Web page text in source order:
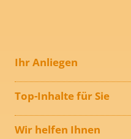
Ihr Anliegen
Top-Inhalte für Sie
Wir helfen Ihnen